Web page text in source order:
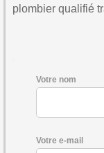
plombier qualifié
Votre nom
Votre e-mail